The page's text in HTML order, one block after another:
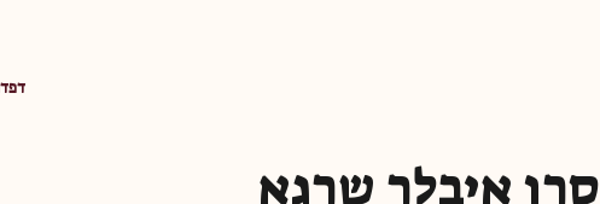
סרן איבלר שרגא